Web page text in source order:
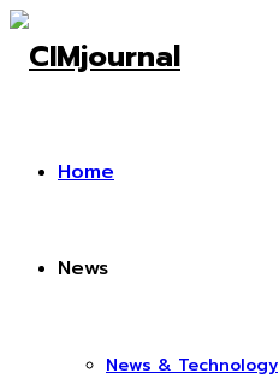
Home
News
News & Technology